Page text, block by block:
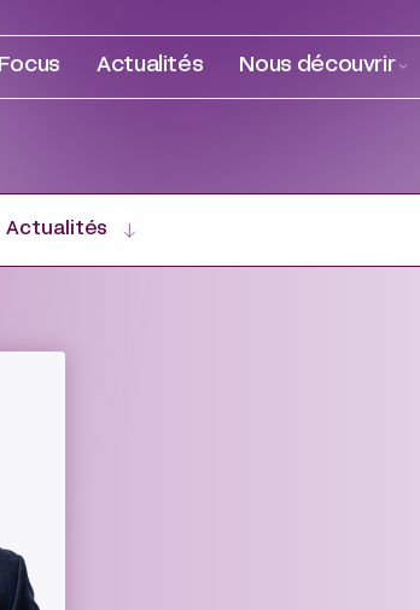
Focus Actualités Nous découvrir
Actualités